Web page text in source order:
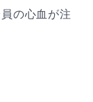
の心血が注